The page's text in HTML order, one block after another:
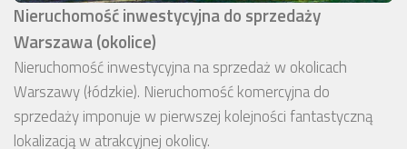
Nieruchomość inwestycyjna do sprzedaży
Warszawa (okolice)
Nieruchomość inwestycyjna na sprzedaż w okolicach
Warszawy (łódzkie). Nieruchomość komercyjna do
sprzedaży imponuje w pierwszej kolejności fantastyczną
lokalizacją w atrakcyjnej okolicy.